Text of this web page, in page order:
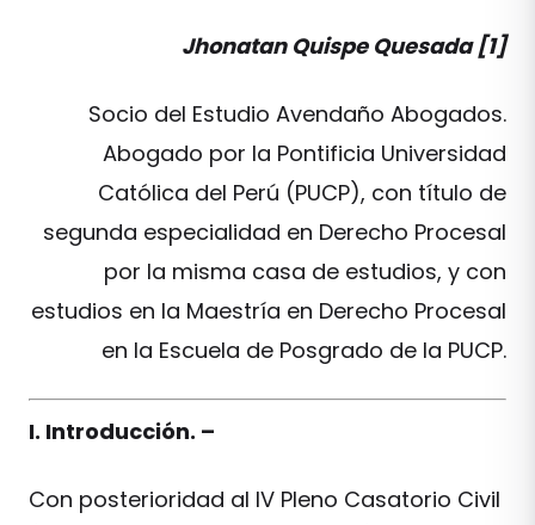
Jhonatan Quispe Quesada [1]
Socio del Estudio Avendaño Abogados.
Abogado por la Pontificia Universidad
Católica del Perú (PUCP), con título de
segunda especialidad en Derecho Procesal
por la misma casa de estudios, y con
estudios en la Maestría en Derecho Procesal
en la Escuela de Posgrado de la PUCP.
I. Introducción. –
Con posterioridad al IV Pleno Casatorio Civil